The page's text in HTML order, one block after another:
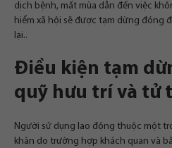
dịch bệnh, mất mùa dẫn đến việc
hiểm xã hội sẽ được tạm dừng đóng
lại..
Điều kiện tạm
quỹ hưu trí và tử
Người sử dụng lao động thuộc một
khăn do trường hợp khách quan và